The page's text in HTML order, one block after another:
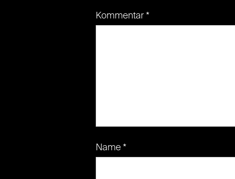
Kommentar *
Name *